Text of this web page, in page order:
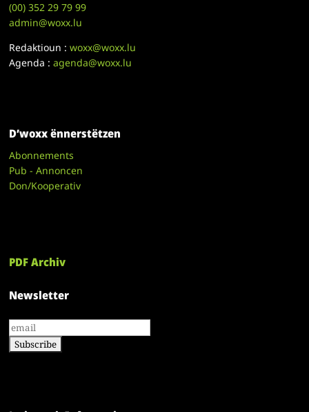
(00)352 29 79 99
admin@woxx.lu
Redaktioun :woxx@woxx.lu
Agenda :agenda@woxx.lu
D’woxx ënnerstëtzen
Abonnements
Pub - Annoncen
Don/Kooperativ
PDF Archiv
Newsletter